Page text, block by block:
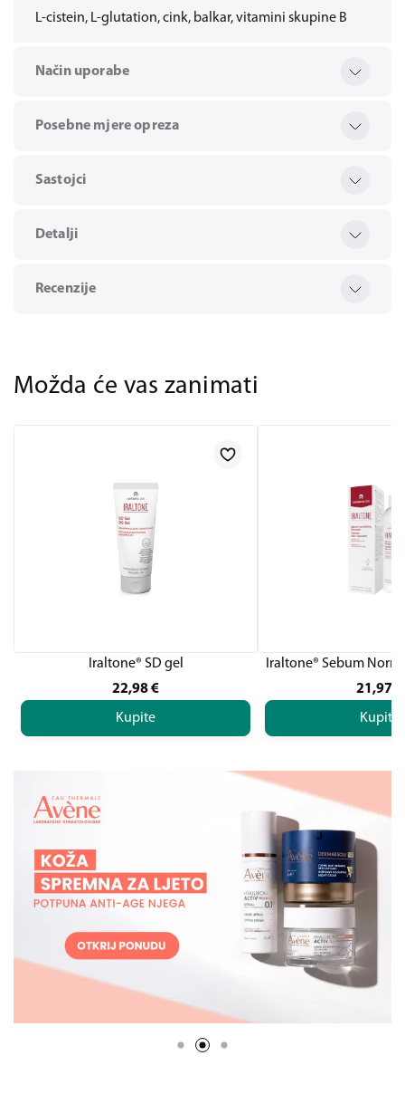
L-cistein, L-glutation, cink, balkar, vitamini skupine B
Način uporabe
Posebne mjere opreza
Sastojci
Detalji
Recenzije
Možda će vas zanimati
Iraltone® SD gel
22,98€
Kupite
Iraltone® Sebum
21,97
Kupite